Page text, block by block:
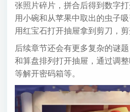
张照片碎片，拼合后得到数字
用小碗和从苹果中取出的虫子
用红宝石打开抽屉拿到剪刀，剪
后续章节还会有更多复杂的谜
和算盘排列打开抽屉，通过调
等解开密码箱等。